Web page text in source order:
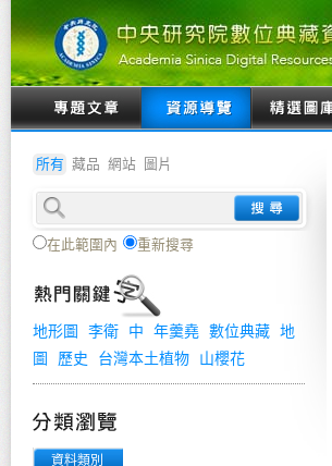
所有 藏品 網站 圖片
在此範圍內 重新搜尋
地形圖 李衛 中 年羹堯 數位典藏 地
圖
歷史 台灣本土植物 山櫻花
資料類別